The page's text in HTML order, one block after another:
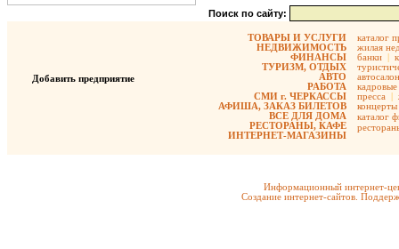
Поиск по сайту:
Добавить предприятие
ТОВАРЫ И УСЛУГИ
НЕДВИЖИМОСТЬ
ФИНАНСЫ
ТУРИЗМ, ОТДЫХ
АВТО
РАБОТА
СМИ г. ЧЕРКАССЫ
АФИША, ЗАКАЗ БИЛЕТОВ
ВСЕ ДЛЯ ДОМА
РЕСТОРАНЫ, КАФЕ
ИНТЕРНЕТ-МАГАЗИНЫ
каталог
жилая
банки |
кадровые
пресса |
концерты
каталог
Информационный интернет-
Создание интернет-сайтов.